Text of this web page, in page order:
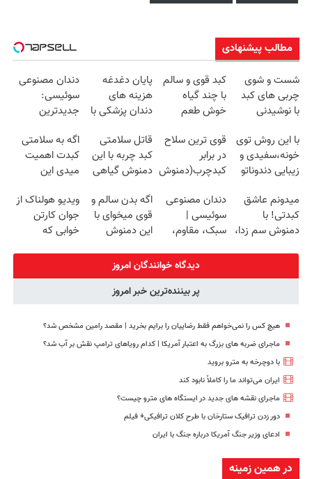
مطالب پیشنهادی
شست و شوی
چربی های کبد
با نوشیدنی
کبد قوی و سالم
با چند گیاه
خوش طعم
پایان دغدغه
هزینه های
دندان پزشکی با
خانگی
دندان مصنوعی
سوئیسی:
جدیدترین
سبک و مقاوم |
پرداخت قسطی
با این روش توی
خونه،سفیدی و
زیبایی دندوناتو
(40%off)
قوی ترین سلاح
در برابر
کبدچرب(دمنوش
گیاهی55%تخفیف)
قاتل سلامتی
کبد چربه با این
دمنوش گیاهی
اگه به سلامتی
کبدت اهمیت
میدی این
استفاده کن
میدونم عاشق
کبدتی! با
دمنوش سم زدا،
تخفیف
دندان مصنوعی
سوئیسی |
سبک، مقاوم،
رایگان+پرداخت
اقساطی😍
اگه بدن سالم و
قوی میخوای با
این دمنوش
پاکسازی کن
ویدیو هولناک از
جوان کارتن
خوابی که
دیدگاه خوانندگان امروز
پر بیننده‌ترین خبر امروز
هیچ کس را نمی‌خواهم فقط رضاییان را برایم بخرید | مقصد رامین مشخص شد؟
ماجرای ضربه های بزرگ به اعتبار آمریکا | کدام رویاهای ترامپ نقش بر آب شد؟
با دوچرخه به مترو بروید
ایران می‌تواند ما را کاملاً نابود کند
ماجرای نقشه های جدید در ایستگاه های مترو چیست؟
دور زدن ترافیک ستارخان با طرح کلان ترافیکی+ فیلم
ادعای وزیر جنگ آمریکا درباره جنگ با ایران
در همین زمینه